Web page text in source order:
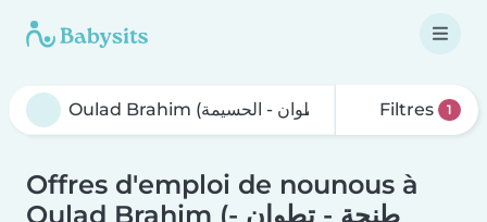
Filtres 1
Offres d'emploi de nounous à
Oulad Brahim (طنجة - تطوان -